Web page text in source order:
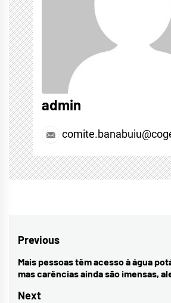
admin
Navegação
de
Previous
Previous
post:
Mais pessoas têm acesso à água
mas carências ainda são imensas,
Next